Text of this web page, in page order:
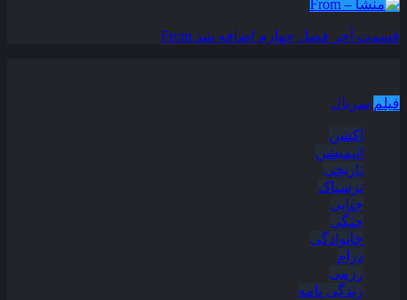
قسمت آخر فصل چهارم اضافه شد From
فیلم سریال
اکشن
انیمیشن
تاریخی
ترسناک
جنایی
جنگی
خانوادگی
درام
رزمی
زندگی نامه